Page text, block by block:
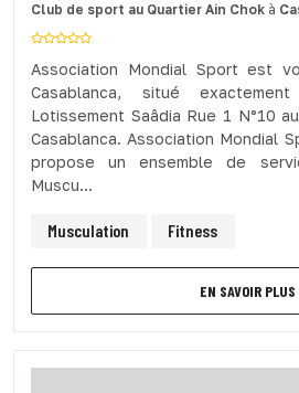
Club de sport au Quartier Ain Chok à
Association Mondial Sport est
Casablanca, situé
Lotissement Saâdia Rue 1 N°10
Casablanca. Association Mondial
propose un ensemble de
Muscu...
Musculation Fitness
EN SAVOIR PLUS